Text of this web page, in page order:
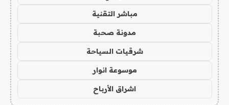
مباشر التقنية
مدونة صحبة
شرقيات السياحة
موسوعة انوار
اشراق الأرباح